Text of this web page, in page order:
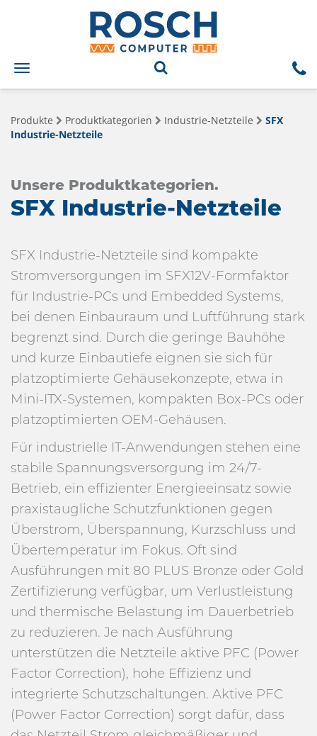
Toggle
navigation
Produkte Produktkategorien Industrie-Netzteile
SFX
Industrie-Netzteile
Unsere Produktkategorien.
SFX Industrie-Netzteile
SFX Industrie-Netzteile sind kompakte
Stromversorgungen im SFX12V-Formfaktor
für Industrie-PCs und Embedded Systems,
bei denen Einbauraum und Luftführung stark
begrenzt sind. Durch die geringe Bauhöhe
und kurze Einbautiefe eignen sie sich für
platzoptimierte Gehäusekonzepte, etwa in
Mini-ITX-Systemen, kompakten Box-PCs oder
platzoptimierten OEM-Gehäusen.
Für industrielle IT-Anwendungen stehen eine
stabile Spannungsversorgung im 24/7-
Betrieb, ein effizienter Energieeinsatz sowie
praxistaugliche Schutzfunktionen gegen
Überstrom, Überspannung, Kurzschluss und
Übertemperatur im Fokus. Oft sind
Ausführungen mit 80 PLUS Bronze oder Gold
Zertifizierung verfügbar, um Verlustleistung
und thermische Belastung im Dauerbetrieb
zu reduzieren. Je nach Ausführung
unterstützen die Netzteile aktive PFC (Power
Factor Correction), hohe Effizienz und
integrierte Schutzschaltungen. Aktive PFC
(Power Factor Correction) sorgt dafür, dass